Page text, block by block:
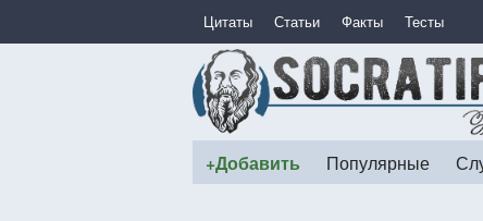
Цитаты Статьи Факты Тесты
+Добавить Популярные